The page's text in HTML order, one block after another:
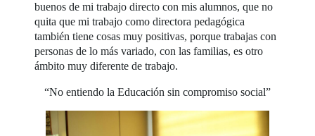
buenos de mi trabajo directo con mis alumnos, que no
quita que mi trabajo como directora pedagógica
también tiene cosas muy positivas, porque trabajas con
personas de lo más variado, con las familias, es otro
ámbito muy diferente de trabajo.
“No entiendo la Educación sin compromiso social”